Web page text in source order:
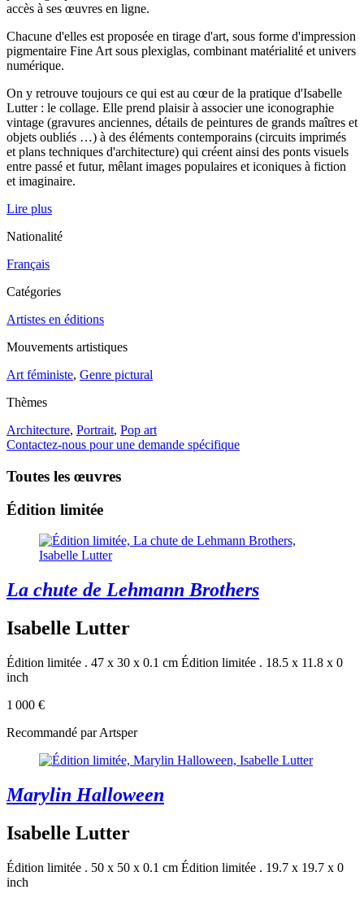
accès à ses œuvres en ligne.
Chacune d'elles est proposée en tirage d'art, sous forme d'impression
pigmentaire Fine Art sous plexiglas, combinant matérialité et univers
numérique.
On y retrouve toujours ce qui est au cœur de la pratique d'Isabelle
Lutter : le collage. Elle prend plaisir à associer une iconographie
vintage (gravures anciennes, détails de peintures de grands maîtres et
objets oubliés …) à des éléments contemporains (circuits imprimés
et plans techniques d'architecture) qui créent ainsi des ponts visuels
entre passé et futur, mêlant images populaires et iconiques à fiction
et imaginaire.
Lire plus
Nationalité
Français
Catégories
Artistes en éditions
Mouvements artistiques
Art féministe, Genre pictural
Thèmes
Architecture, Portrait, Pop art
Contactez-nous pour une demande spécifique
Toutes les œuvres
Édition limitée
La chute de Lehmann Brothers
Isabelle Lutter
Édition limitée . 47 x 30 x 0.1 cm Édition limitée . 18.5 x 11.8 x 0
inch
1 000 €
Recommandé par Artsper
Marylin Halloween
Isabelle Lutter
Édition limitée . 50 x 50 x 0.1 cm Édition limitée . 19.7 x 19.7 x 0
inch